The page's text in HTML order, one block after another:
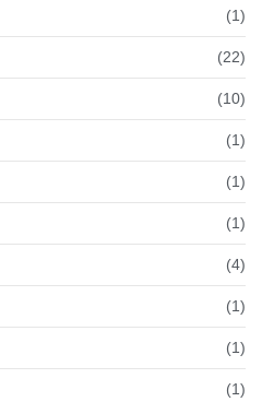
(1)
(22)
(10)
(1)
(1)
(1)
(4)
(1)
(1)
(1)